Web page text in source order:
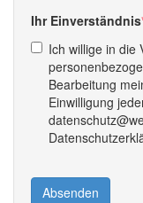
Ihr Einverständnis
Ich willige in die
Bearbeitung
Einwilligung
Absenden